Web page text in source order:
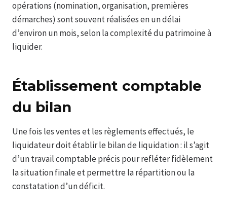
opérations (nomination, organisation, premières
démarches) sont souvent réalisées en un délai
d’environ un mois, selon la complexité du patrimoine à
liquider.
Établissement comptable
du bilan
Une fois les ventes et les règlements effectués, le
liquidateur doit établir le bilan de liquidation : il s’agit
d’un travail comptable précis pour refléter fidèlement
la situation finale et permettre la répartition ou la
constatation d’un déficit.